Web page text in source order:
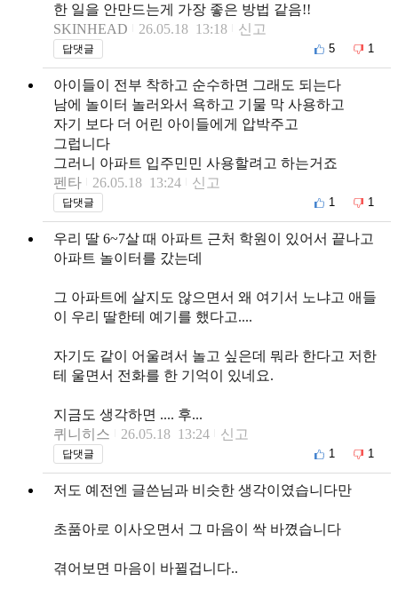
한 일을 안만드는게 가장 좋은 방법 같음!!
SKINHEAD
26.05.18 13:18 신고
답댓글 5 1
아이들이 전부 착하고 순수하면 그래도 되는다
남에 놀이터 놀러와서 욕하고 기물 막 사용하고
자기 보다 더 어린 아이들에게 압박주고
그럽니다
그러니 아파트 입주민민 사용할려고 하는거죠
펜타
26.05.18 13:24 신고
답댓글 1 1
우리 딸 6~7살 때 아파트 근처 학원이 있어서 끝나고
아파트 놀이터를 갔는데
그 아파트에 살지도 않으면서 왜 여기서 노냐고 애들
이 우리 딸한테 예기를 했다고....
자기도 같이 어울려서 놀고 싶은데 뭐라 한다고 저한
테 울면서 전화를 한 기억이 있네요.
지금도 생각하면 .... 후...
퀴니히스
26.05.18 13:24 신고
답댓글 1 1
저도 예전엔 글쓴님과 비슷한 생각이였습니다만
초품아로 이사오면서 그 마음이 싹 바꼈습니다
겪어보면 마음이 바뀔겁니다..